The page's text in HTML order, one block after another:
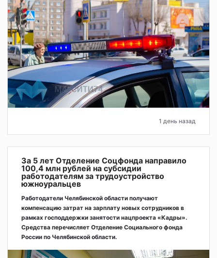
1 день назад
За 5 лет Отделение Соцфонда направило
100,4 млн рублей на субсидии
работодателям за трудоустройство
южноуральцев
Работодатели Челябинской области получают
компенсацию затрат на зарплату новых сотрудников в
рамках господдержки занятости нацпроекта «Кадры».
Средства перечисляет Отделение Социального фонда
России по Челябинской области.